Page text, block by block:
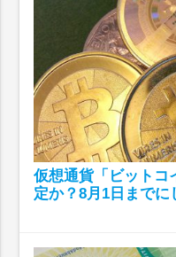
仮想通貨「ビットコ
定か？8月1日まで